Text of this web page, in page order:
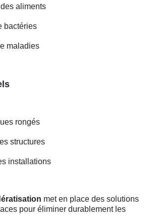
aliments
bactéries
maladies
rongés
structures
installations
met en place des solutions
pour éliminer durablement les